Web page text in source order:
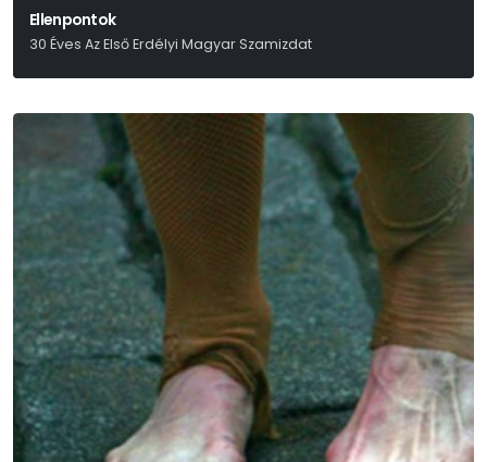
Ellenpontok
30 Éves Az Első Erdélyi Magyar Szamizdat